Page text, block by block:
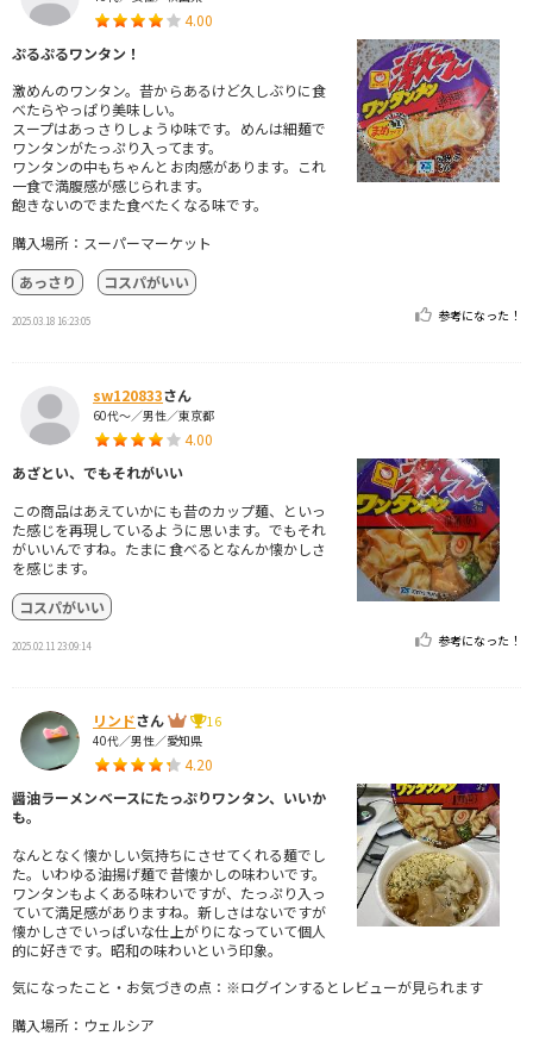
4.00
ぷるぷるワンタン！
激めんのワンタン。昔からあるけど久しぶりに食
べたらやっぱり美味しい。
スープはあっさりしょうゆ味です。めんは細麺で
ワンタンがたっぷり入ってます。
ワンタンの中もちゃんとお肉感があります。これ
一食で満腹感が感じられます。
飽きないのでまた食べたくなる味です。
購入場所：スーパーマーケット
あっさり
コスパがいい
2025.03.18 16:23:05 参考になった！
sw120833さん
60代～／男性／東京都
4.00
あざとい、でもそれがいい
この商品はあえていかにも昔のカップ麺、といっ
た感じを再現しているように思います。でもそれ
がいいんですね。たまに食べるとなんか懐かしさ
を感じます。
コスパがいい
2025.02.11 23:09:14 参考になった！
リンドさん
16
40代／男性／愛知県
4.20
醤油ラーメンベースにたっぷりワンタン、いいか
も。
なんとなく懐かしい気持ちにさせてくれる麺でし
た。いわゆる油揚げ麺で昔懐かしの味わいです。
ワンタンもよくある味わいですが、たっぷり入っ
ていて満足感がありますね。新しさはないですが
懐かしさでいっぱいな仕上がりになっていて個人
的に好きです。昭和の味わいという印象。
気になったこと・お気づきの点：※ログインするとレビューが見られます
購入場所：ウェルシア